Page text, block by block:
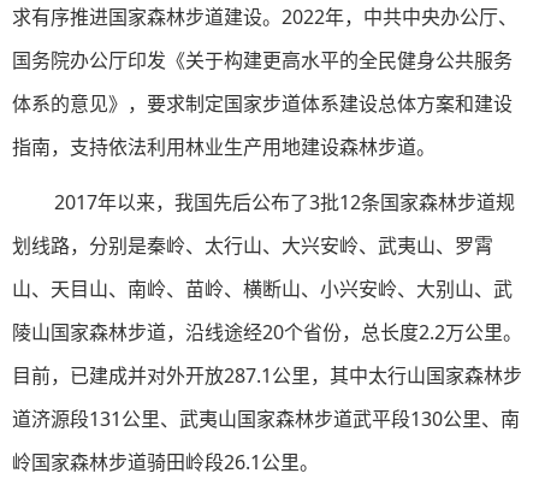
求有序推进国家森林步道建设。2022年，中共中央办公厅、
国务院办公厅印发《关于构建更高水平的全民健身公共服务
体系的意见》，要求制定国家步道体系建设总体方案和建设
指南，支持依法利用林业生产用地建设森林步道。
2017年以来，我国先后公布了3批12条国家森林步道规
划线路，分别是秦岭、太行山、大兴安岭、武夷山、罗霄
山、天目山、南岭、苗岭、横断山、小兴安岭、大别山、武
陵山国家森林步道，沿线途经20个省份，总长度2.2万公里。
目前，已建成并对外开放287.1公里，其中太行山国家森林步
道济源段131公里、武夷山国家森林步道武平段130公里、南
岭国家森林步道骑田岭段26.1公里。